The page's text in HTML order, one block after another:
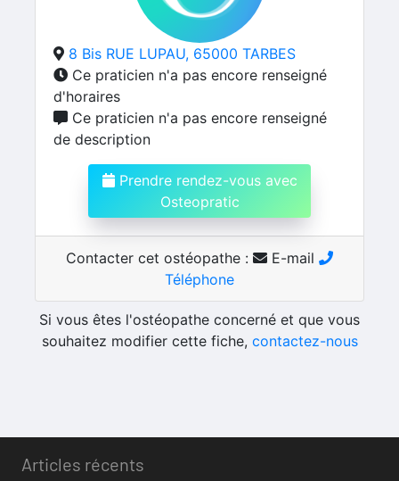
8 Bis RUE LUPAU, 65000 TARBES
Ce praticien n'a pas encore renseigné
d'horaires
Ce praticien n'a pas encore renseigné
de description
Prendre rendez-vous avec
Osteopratic
Contacter cet ostéopathe :
E-mail
Téléphone
Si vous êtes l'ostéopathe concerné et que vous
souhaitez modifier cette fiche, contactez-nous
Articles récents